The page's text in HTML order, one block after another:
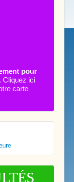
pour
Cliquez ici
carte